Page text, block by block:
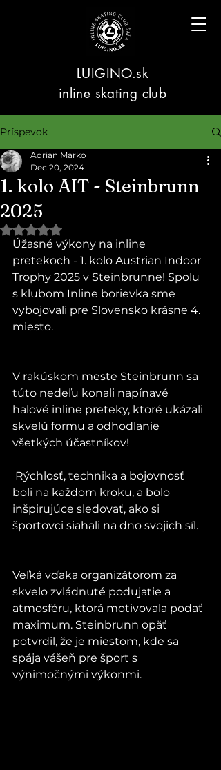
LUIGINO.sk
inline skating club
Príspevok
1. kolo AIT - Steinbrunn
2025
Adrian Marko
Dec 20, 2024
Hodnotenie NaN z 5 hviezdičiek.
Úžasné výkony na inline
pretekoch - 1. kolo Austrian Indoor
Trophy 2025 v Steinbrunne! Spolu
s klubom Inline borievka sme
vybojovali pre Slovensko krásne 4.
miesto.
V rakúskom meste Steinbrunn sa
túto nedeľu konali napínavé
halové inline preteky, ktoré ukázali
skvelú formu a odhodlanie
všetkých účastníkov!
boli na každom kroku, a bolo
inšpirujúce sledovať, ako si
športovci siahali na dno svojich síl.
Veľká vďaka organizátorom za
skvelo zvládnuté podujatie a
atmosféru, ktorá motivovala podať
maximum. Steinbrunn opäť
potvrdil, že je miestom, kde sa
spája vášeň pre šport s
výnimočnými výkonmi.